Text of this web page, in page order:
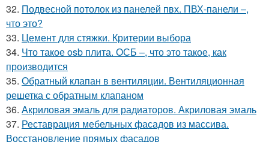
32. Подвесной потолок из панелей пвх. ПВХ-панели –,
что это?
33. Цемент для стяжки. Критерии выбора
34. Что такое osb плита. ОСБ –, что это такое, как
производится
35. Обратный клапан в вентиляции. Вентиляционная
решетка с обратным клапаном
36. Акриловая эмаль для радиаторов. Акриловая эмаль
37. Реставрация мебельных фасадов из массива.
Восстановление прямых фасадов